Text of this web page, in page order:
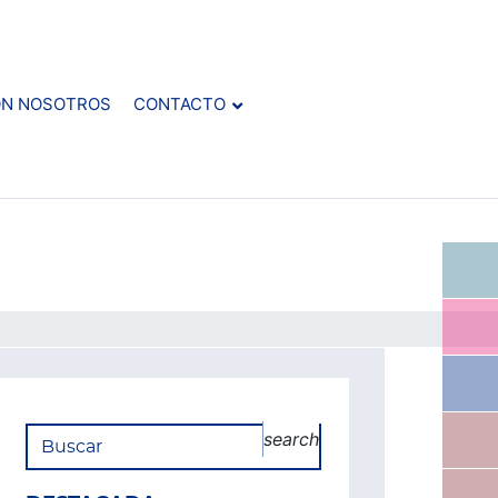
NOSOTROS CONTACTO
search